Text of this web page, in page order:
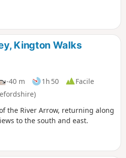
Kington Walks
-40 m 1h 50
Facile
the River Arrow, returning along
to the south and east.